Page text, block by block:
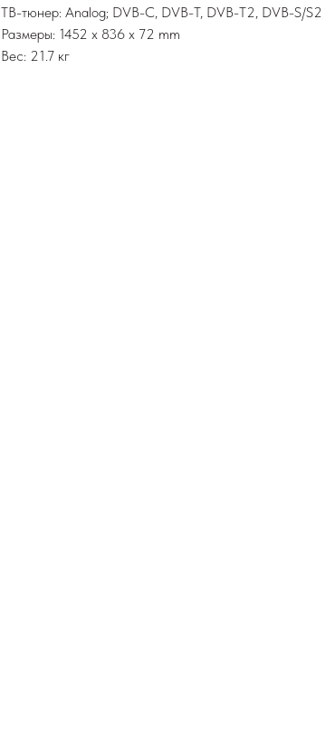
ТВ-тюнер: Analog; DVB-C, DVB-T, DVB-T2, DVB-S/S2
Размеры: 1452 x 836 x 72 mm
Вес: 21.7 кг